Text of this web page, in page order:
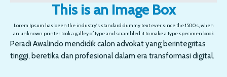
This is an Image Box
Lorem Ipsum has been the industry's standard dummy text ever since the 1500s, when
an unknown printer took a galley of type and scrambled it to make a type specimen book.
Peradi Awalindo mendidik calon advokat yang berintegritas
tinggi, beretika dan profesional dalam era transformasi digital.